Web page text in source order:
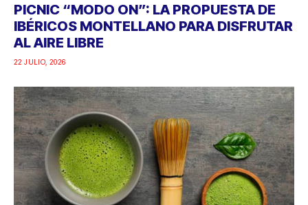
PICNIC “MODO ON”: LA PROPUESTA DE
IBÉRICOS MONTELLANO PARA DISFRUTAR
AL AIRE LIBRE
22 JULIO, 2026